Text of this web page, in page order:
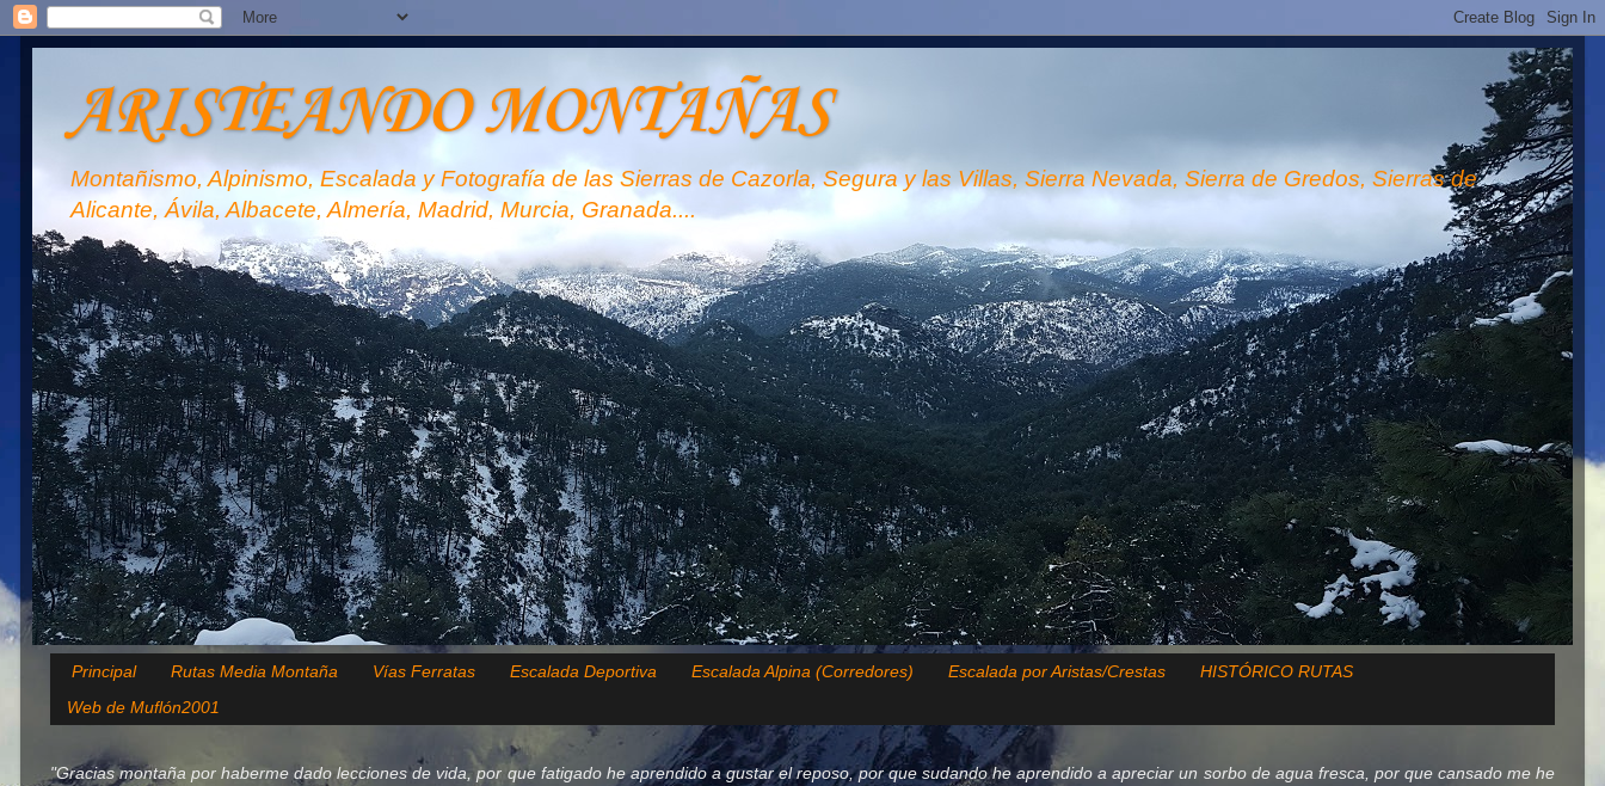
ARISTEANDO MONTAÑAS
Montañismo, Alpinismo, Escalada y Fotografía de las Sierras de Cazorla, Segura y las Villas, Sierra Nevada, Sierra de Gredos, Sierras de
Alicante, Ávila, Albacete, Almería, Madrid, Murcia, Granada....
Principal Rutas Media Montaña Vías Ferratas Escalada Deportiva Escalada Alpina (Corredores) Escalada por Aristas/Crestas
HISTÓRICO RUTAS
Web de Muflón2001
"Gracias montaña por haberme dado lecciones de vida, por que fatigado he aprendido a gustar el reposo, por que sudando he aprendido a apreciar un sorbo de agua fresca, por que cansado me he